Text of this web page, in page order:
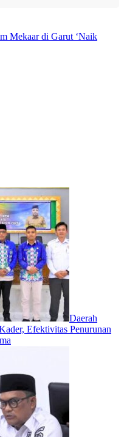
Mekaar di Garut ‘Naik
Daerah
Efektivitas Penurunan